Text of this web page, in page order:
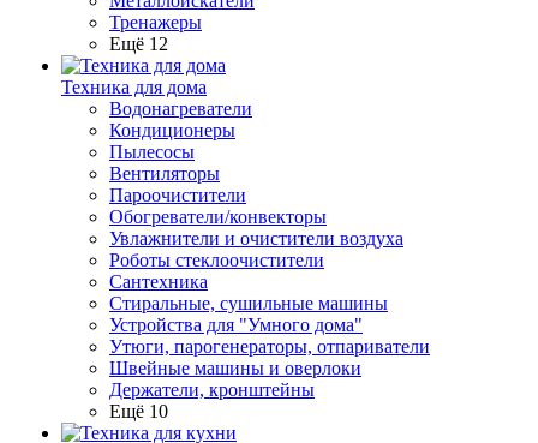
Тренажеры
Ещё 12
Техника для дома
Водонагреватели
Кондиционеры
Пылесосы
Вентиляторы
Пароочистители
Обогреватели/конвекторы
Увлажнители и очистители воздуха
Роботы стеклоочистители
Сантехника
Стиральные, сушильные машины
Устройства для "Умного дома"
Утюги, парогенераторы, отпариватели
Швейные машины и оверлоки
Держатели, кронштейны
Ещё 10